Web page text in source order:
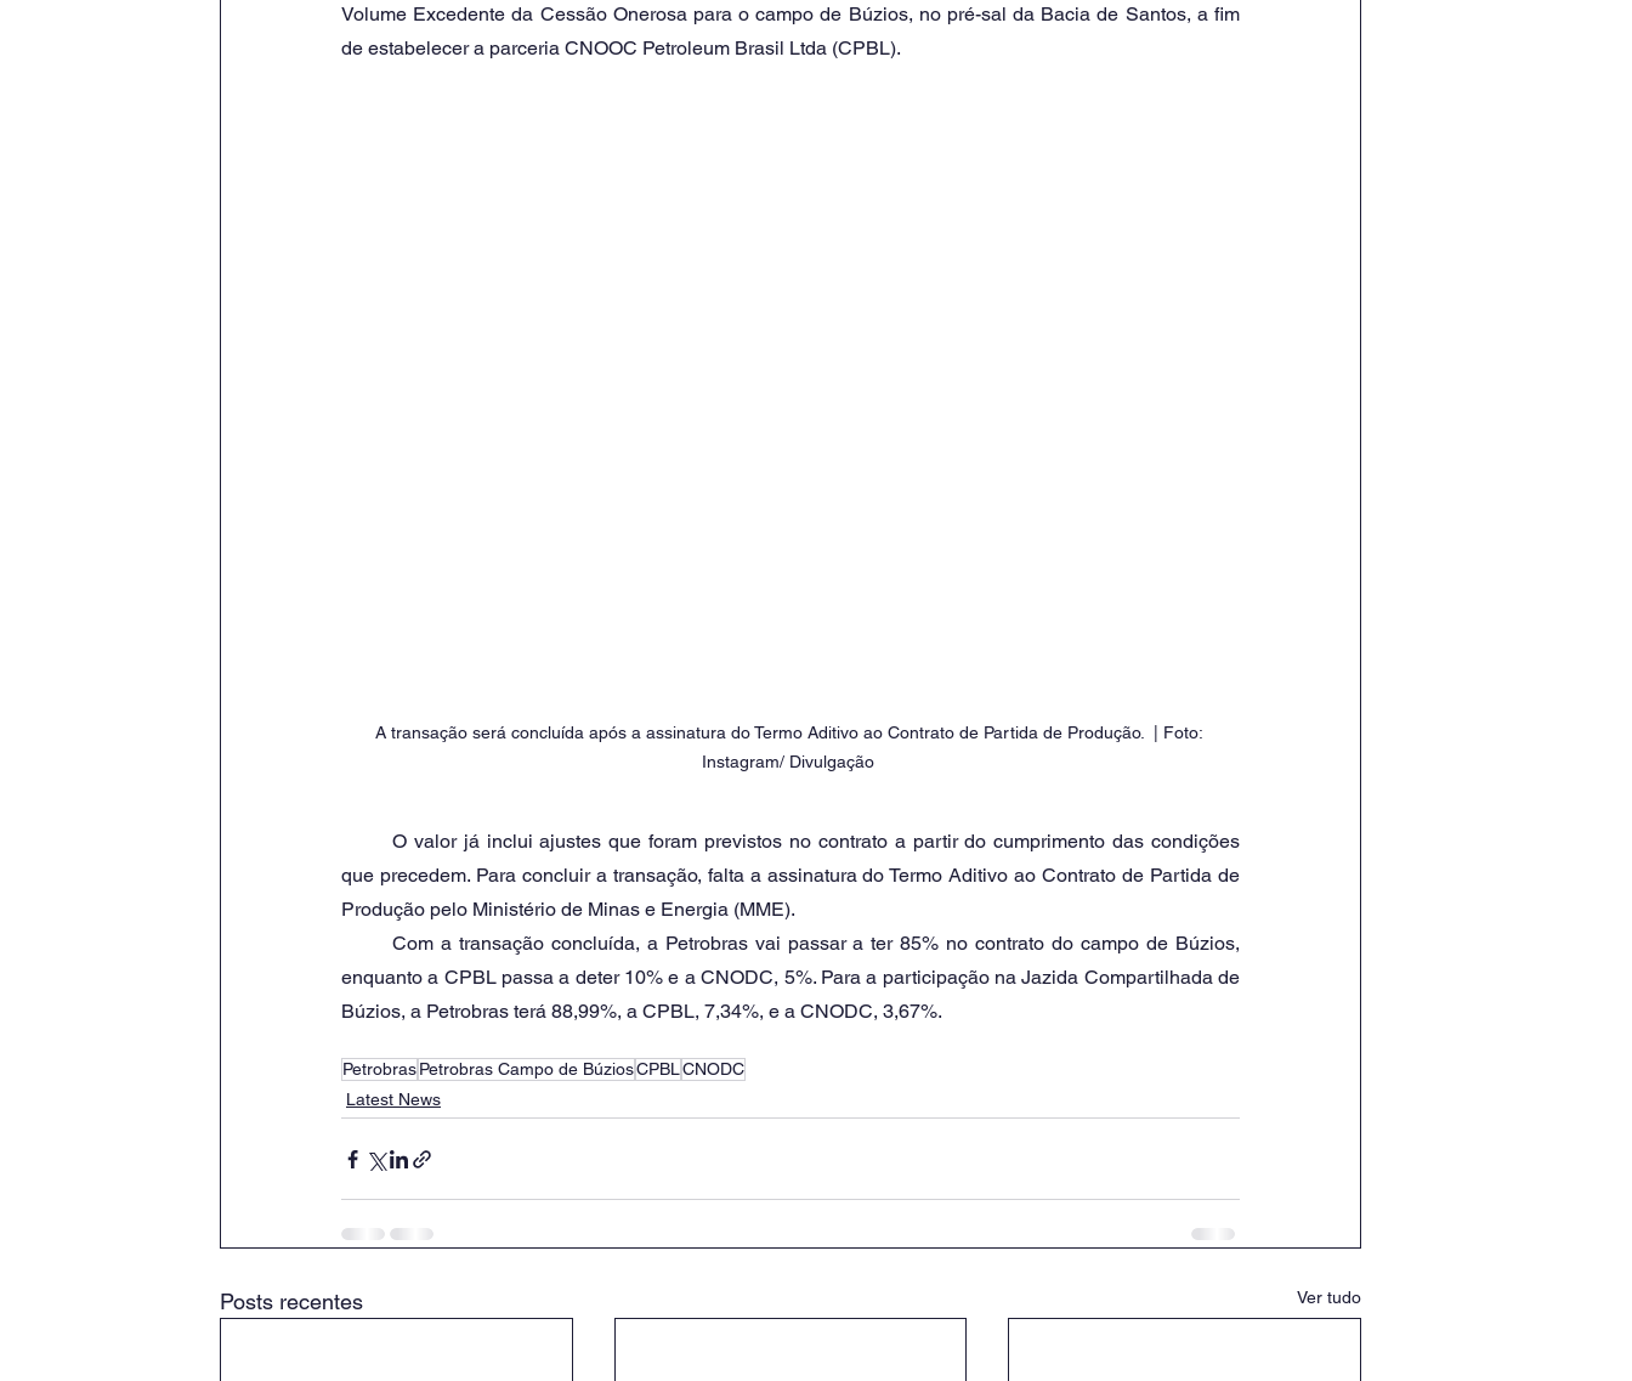
Volume Excedente da Cessão Onerosa para o campo de Búzios, no pré-sal da Bacia de Santos, a fim
de estabelecer a parceria CNOOC Petroleum Brasil Ltda (CPBL).
A transação será concluída após a assinatura do Termo Aditivo ao Contrato de Partida de Produção.  | Foto:
Instagram/ Divulgação
que precedem. Para concluir a transação, falta a assinatura do Termo Aditivo ao Contrato de Partida de
Produção pelo Ministério de Minas e Energia (MME).
enquanto a CPBL passa a deter 10% e a CNODC, 5%. Para a participação na Jazida Compartilhada de
Búzios, a Petrobras terá 88,99%, a CPBL, 7,34%, e a CNODC, 3,67%.
PetrobrasPetrobras Campo de BúziosCPBLCNODC
Latest News
Posts recentes Ver tudo